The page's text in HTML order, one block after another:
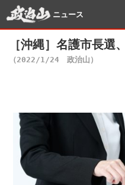
ニュース
［沖縄］名護市長選
（2022/1/24 政治山）